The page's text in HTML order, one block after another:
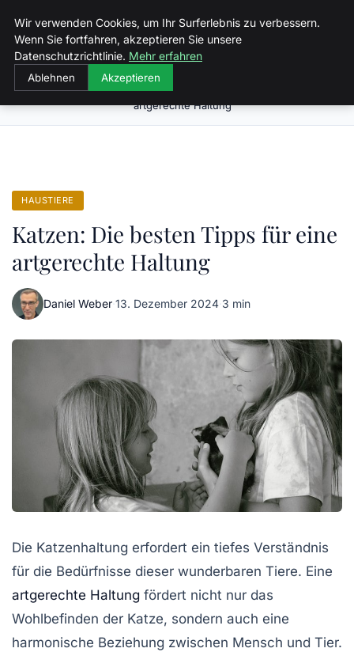
Malzminden
Katzen: Die besten Tipps für eine
artgerechte Haltung
HAUSTIERE
Katzen: Die besten Tipps für eine
artgerechte Haltung
Daniel Weber·13. Dezember 2024·3 min
Die Katzenhaltung erfordert ein tiefes Verständnis
für die Bedürfnisse dieser wunderbaren Tiere. Eine
artgerechte Haltung fördert nicht nur das
Wohlbefinden der Katze, sondern auch eine
harmonische Beziehung zwischen Mensch und Tier.
Wir verwenden Cookies, um Ihr Surferlebnis zu verbessern.
Wenn Sie fortfahren, akzeptieren Sie unsere
Datenschutzrichtlinie. Mehr erfahren
Ablehnen Akzeptieren